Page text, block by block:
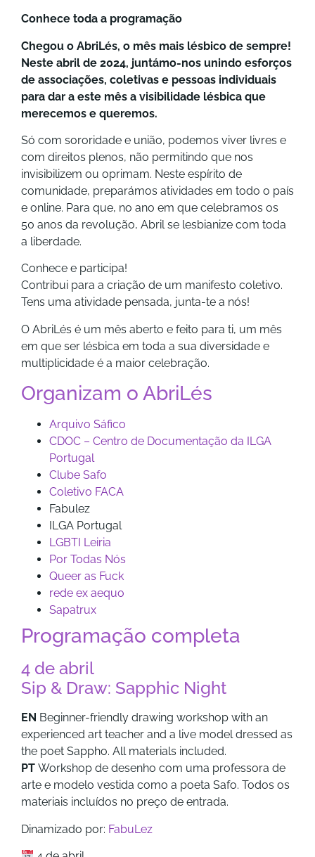
Conhece toda a programação
Chegou o AbriLés, o mês mais lésbico de sempre!
Neste abril de 2024, juntámo-nos unindo esforços
de associações, coletivas e pessoas individuais
para dar a este mês a visibilidade lésbica que
merecemos e queremos.
Só com sororidade e união, podemos viver livres e
com direitos plenos, não permitindo que nos
invisibilizem ou oprimam. Neste espírito de
comunidade, preparámos atividades em todo o país
e online. Para que, no ano em que celebramos os
50 anos da revolução, Abril se lesbianize com toda
a liberdade.
Conhece e participa!
Contribui para a criação de um manifesto coletivo.
Tens uma atividade pensada, junta-te a nós!
O AbriLés é um mês aberto e feito para ti, um mês
em que ser lésbica em toda a sua diversidade e
multiplicidade é a maior celebração.
Organizam o AbriLés
Arquivo Sáfico
CDOC – Centro de Documentação da ILGA
Portugal
Clube Safo
Coletivo FACA
Fabulez
ILGA Portugal
LGBTI Leiria
Por Todas Nós
Queer as Fuck
rede ex aequo
Sapatrux
Programação completa
4 de abril
Sip & Draw: Sapphic Night
EN Beginner-friendly drawing workshop with an
experienced art teacher and a live model dressed as
the poet Sappho. All materials included.
PT Workshop de desenho com uma professora de
arte e modelo vestida como a poeta Safo. Todos os
materiais incluídos no preço de entrada.
Dinamizado por: FabuLez